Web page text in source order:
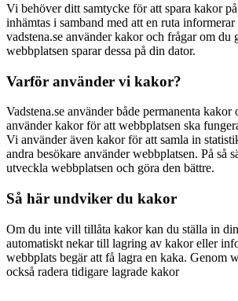
Vi behöver ditt samtycke för att spara kakor
inhämtas i samband med att en ruta
vadstena.se använder kakor och frågar om du
webbplatsen sparar dessa på din dator.
Varför använder vi kakor?
Vadstena.se använder både permanenta kakor
använder kakor för att webbplatsen ska
Vi använder även kakor för att samla in
andra besökare använder webbplatsen. På så
utveckla webbplatsen och göra den bättre.
Så här undviker du kakor
Om du inte vill tillåta kakor kan du ställa in
automatiskt nekar till lagring av kakor eller
webbplats begär att få lagra en kaka. Genom
också radera tidigare lagrade kakor